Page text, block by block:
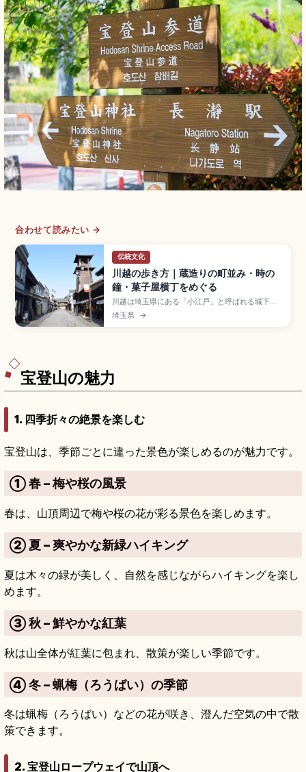
合わせて読みたい →
伝統文化
川越の歩き方｜蔵造りの町並み・時の
鐘・菓子屋横丁をめぐる
川越は埼玉県にある「小江戸」と呼ばれる城下町
で、江戸時代の蔵造り建築が約400m続く一番街
商店街が見どころです。1999年に国の重要伝統的
埼玉県 →
宝登山の魅力
1. 四季折々の絶景を楽しむ
宝登山は、季節ごとに違った景色が楽しめるのが魅力です。
① 春 – 梅や桜の風景
春は、山頂周辺で梅や桜の花が彩る景色を楽しめます。
② 夏 – 爽やかな新緑ハイキング
夏は木々の緑が美しく、自然を感じながらハイキングを楽し
めます。
③ 秋 – 鮮やかな紅葉
秋は山全体が紅葉に包まれ、散策が楽しい季節です。
④ 冬 – 蝋梅（ろうばい）の季節
冬は蝋梅（ろうばい）などの花が咲き、澄んだ空気の中で散
策できます。
2. 宝登山ロープウェイで山頂へ